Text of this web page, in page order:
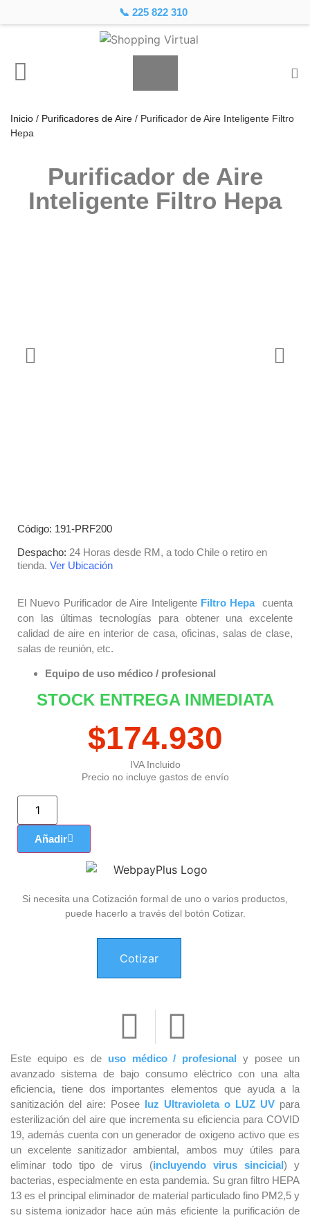
📞 225 822 310
Inicio / Purificadores de Aire / Purificador de Aire Inteligente Filtro
Hepa
Purificador de Aire
Inteligente Filtro Hepa
Código: 191-PRF200
Despacho: 24 Horas desde RM, a todo Chile o retiro en
tienda. Ver Ubicación
El Nuevo Purificador de Aire Inteligente Filtro Hepa cuenta
con las últimas tecnologías para obtener una excelente
calidad de aire en interior de casa, oficinas, salas de clase,
salas de reunión, etc.
Equipo de uso médico / profesional
STOCK ENTREGA INMEDIATA
$174.930
IVA Incluido
Precio no incluye gastos de envío
Añadir
Si necesita una Cotización formal de uno o varios productos,
puede hacerlo a través del botón Cotizar.
Cotizar
Este equipo es de uso médico / profesional y posee un
avanzado sistema de bajo consumo eléctrico con una alta
eficiencia, tiene dos importantes elementos que ayuda a la
sanitización del aire: Posee luz Ultravioleta o LUZ UV para
esterilización del aire que incrementa su eficiencia para COVID
19, además cuenta con un generador de oxigeno activo que es
un excelente sanitizador ambiental, ambos muy útiles para
eliminar todo tipo de virus (incluyendo virus sincicial) y
bacterias, especialmente en esta pandemia. Su gran filtro HEPA
13 es el principal eliminador de material particulado fino PM2,5 y
su sistema ionizador hace aún más eficiente la purificación de